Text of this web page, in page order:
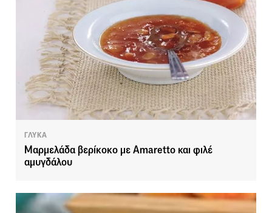
ΓΛΥΚΑ
Μαρμελάδα βερίκοκο με Amaretto και φιλέ
αμυγδάλου